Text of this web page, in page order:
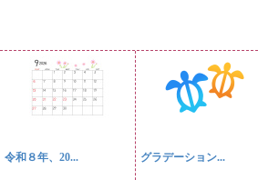
令和８年、20... グラデーション...